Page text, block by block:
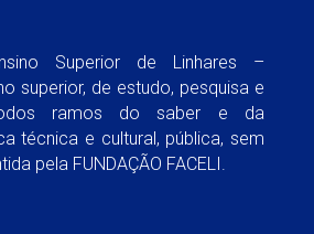
Superior de Linhares –
superior, de estudo, pesquisa e
ramos do saber e da
técnica e cultural, pública, sem
pela FUNDAÇÃO FACELI.